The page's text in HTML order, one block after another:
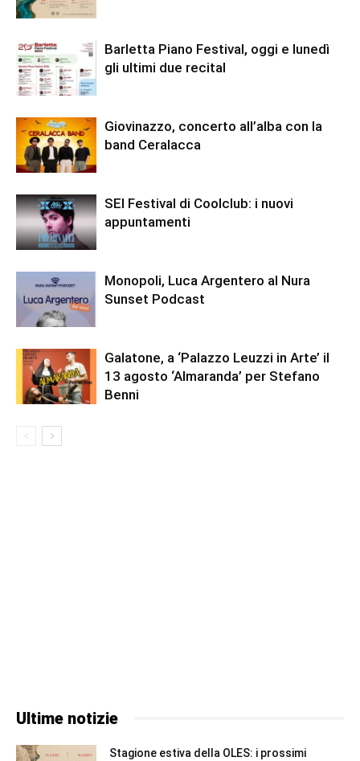
Barletta Piano Festival, oggi e lunedì
gli ultimi due recital
Giovinazzo, concerto all’alba con la
band Ceralacca
SEI Festival di Coolclub: i nuovi
appuntamenti
Monopoli, Luca Argentero al Nura
Sunset Podcast
Galatone, a ‘Palazzo Leuzzi in Arte’ il
13 agosto ‘Almaranda’ per Stefano
Benni
Ultime notizie
Stagione estiva della OLES: i prossimi